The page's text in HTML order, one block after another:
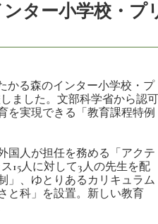
ター小学校・プ
かる森のインター小学校・プ
ました。文部科学省から認
を実現できる「教育課程特例
国人が担任を務める「アクテ
15人に対して3人の先生を配
」、ゆとりあるカリキュラム
と科」を設置。新しい教育